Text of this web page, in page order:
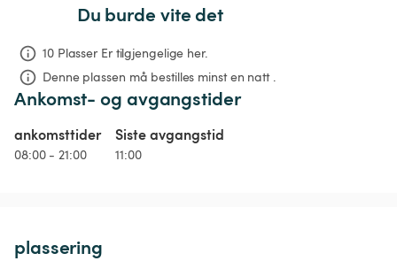
Du burde vite det
10 Plasser Er tilgjengelige her.
Denne plassen må bestilles minst en natt .
Ankomst- og avgangstider
ankomsttider
08:00 - 21:00
Siste avgangstid
11:00
plassering